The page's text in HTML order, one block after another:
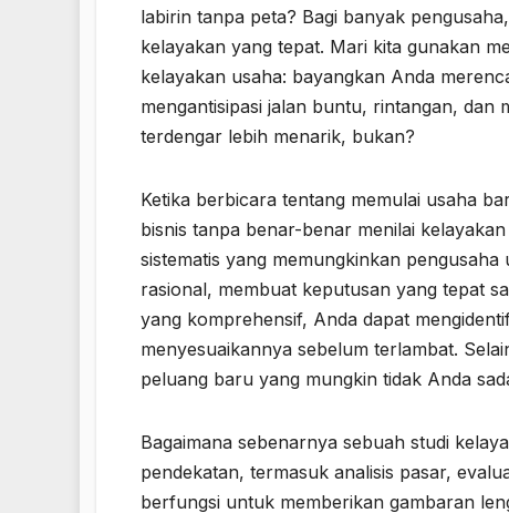
labirin tanpa peta? Bagi banyak
kelayakan yang tepat. Mari kita gunakan
kelayakan usaha: bayangkan Anda
mengantisipasi jalan buntu, rintangan, dan
terdengar lebih menarik, bukan?
Ketika berbicara tentang memulai usaha
bisnis tanpa benar-benar menilai
sistematis yang memungkinkan
rasional, membuat keputusan yang tepat
yang komprehensif, Anda dapat
menyesuaikannya sebelum terlambat.
peluang baru yang mungkin tidak Anda
Bagaimana sebenarnya sebuah studi
pendekatan, termasuk analisis pasar,
berfungsi untuk memberikan gambaran